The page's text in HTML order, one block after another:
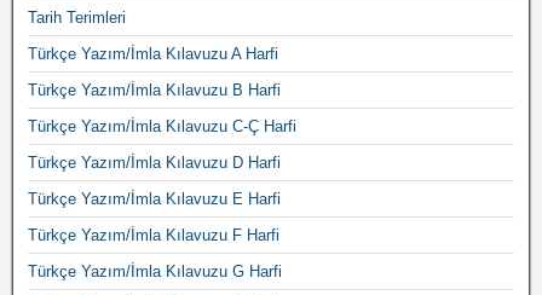
Tarih Terimleri
Türkçe Yazım/İmla Kılavuzu A Harfi
Türkçe Yazım/İmla Kılavuzu B Harfi
Türkçe Yazım/İmla Kılavuzu C-Ç Harfi
Türkçe Yazım/İmla Kılavuzu D Harfi
Türkçe Yazım/İmla Kılavuzu E Harfi
Türkçe Yazım/İmla Kılavuzu F Harfi
Türkçe Yazım/İmla Kılavuzu G Harfi